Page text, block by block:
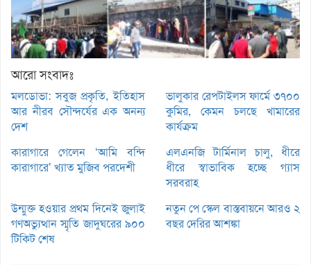
আরো সংবাদঃ
মলডোভা: সবুজ প্রকৃতি, ইতিহাস
আর নীরব সৌন্দর্যের এক অনন্য
দেশ
ভালুকার রেপটাইলস ফার্মে ৩৭০০
কুমির, কেমন চলছে খামারের
কার্যক্রম
কারাগারে গেলেন ‘আমি বন্দি
কারাগারে’ খ্যাত মুজিব পরদেশী
এলএনজি টার্মিনাল চালু, ধীরে
ধীরে স্বাভাবিক হচ্ছে গ্যাস
সরবরাহ
উন্মুক্ত হওয়ার প্রথম দিনেই জুলাই
গণঅভ্যুত্থান স্মৃতি জাদুঘরের ৯০০
টিকিট শেষ
নতুন পে স্কেল বাস্তবায়নে আরও ২
বছর দেরির আশঙ্কা